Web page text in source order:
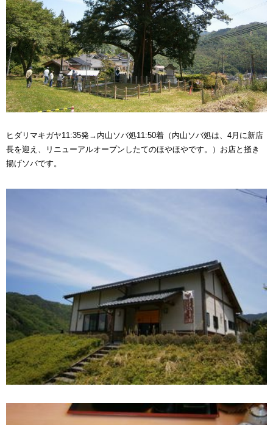
ヒダリマキガヤ11:35発→内山ソバ処11:50着（内山ソバ処は、4月に新店
長を迎え、リニューアルオープンしたてのほやほやです。）お店と掻き
揚げソバです。